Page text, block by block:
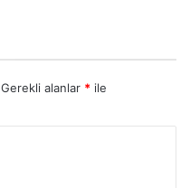
Gerekli alanlar * ile